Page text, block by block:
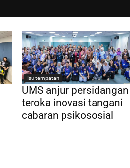
Isu tempatan
UMS anjur persidangan
teroka inovasi tangani
cabaran psikososial